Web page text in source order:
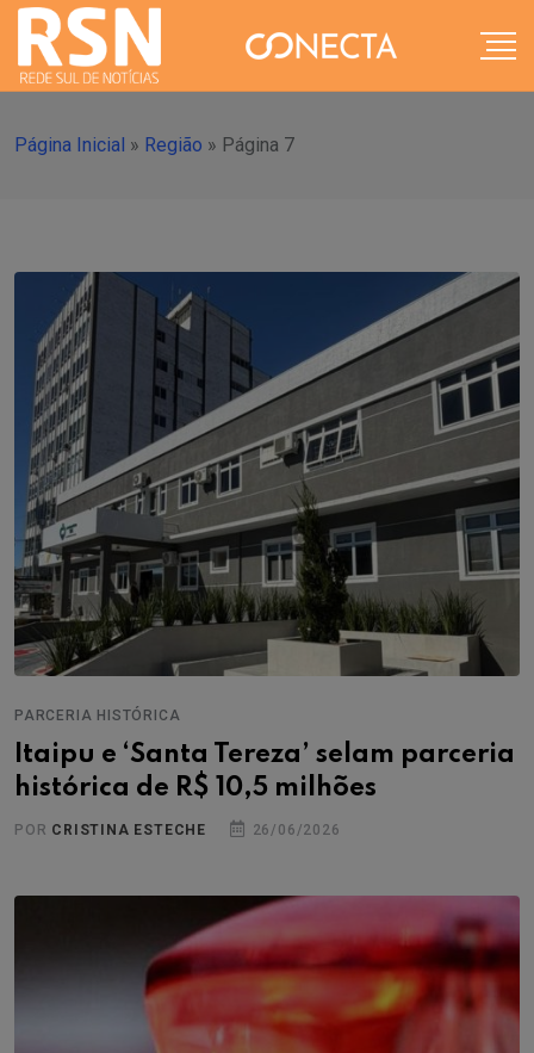
Página Inicial » Região » Página 7
PARCERIA HISTÓRICA
Itaipu e ‘Santa Tereza’ selam parceria
histórica de R$ 10,5 milhões
POR CRISTINA ESTECHE 26/06/2026